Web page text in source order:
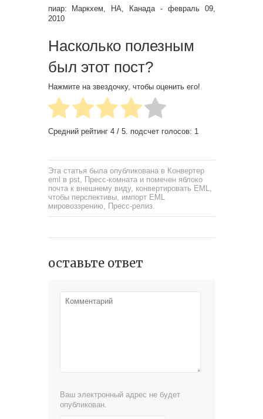
пиар: Маркхем, НА, Канада - февраль 09,
2010
Насколько полезным
был этот пост?
Нажмите на звездочку, чтобы оценить его!
Средний рейтинг 4/ 5. подсчет голосов: 1
Эта статья была опубликована в Конвертер
eml в pst, Пресс-комнатаи помечен яблоко
почта к внешнему виду, конвертировать EML,
чтобы перспективы, импорт EML
мировоззрению, Пресс-релиз.
оставьте ответ
Ваш электронный адрес не будет
опубликован.